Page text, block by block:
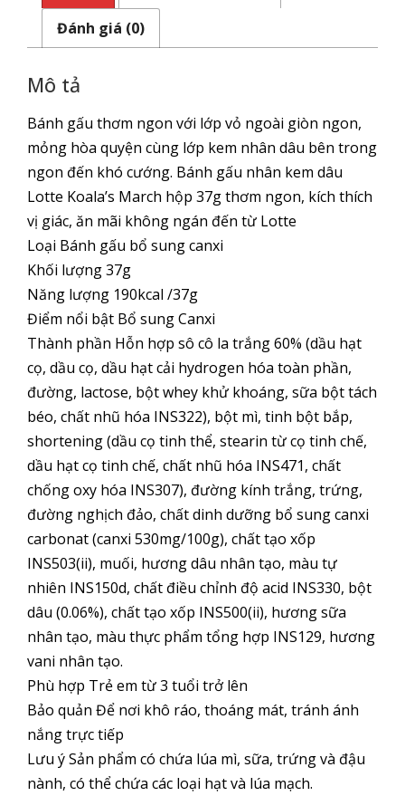
Đánh giá (0)
Mô tả
Bánh gấu thơm ngon với lớp vỏ ngoài giòn ngon,
mỏng hòa quyện cùng lớp kem nhân dâu bên trong
ngon đến khó cướng. Bánh gấu nhân kem dâu
Lotte Koala’s March hộp 37g thơm ngon, kích thích
vị giác, ăn mãi không ngán đến từ Lotte
Loại Bánh gấu bổ sung canxi
Khối lượng 37g
Năng lượng 190kcal /37g
Điểm nổi bật Bổ sung Canxi
Thành phần Hỗn hợp sô cô la trắng 60% (dầu hạt
cọ, dầu cọ, dầu hạt cải hydrogen hóa toàn phần,
đường, lactose, bột whey khử khoáng, sữa bột tách
béo, chất nhũ hóa INS322), bột mì, tinh bột bắp,
shortening (dầu cọ tinh thể, stearin từ cọ tinh chế,
dầu hạt cọ tinh chế, chất nhũ hóa INS471, chất
chống oxy hóa INS307), đường kính trắng, trứng,
đường nghịch đảo, chất dinh dưỡng bổ sung canxi
carbonat (canxi 530mg/100g), chất tạo xốp
INS503(ii), muối, hương dâu nhân tạo, màu tự
nhiên INS150d, chất điều chỉnh độ acid INS330, bột
dâu (0.06%), chất tạo xốp INS500(ii), hương sữa
nhân tạo, màu thực phẩm tổng hợp INS129, hương
vani nhân tạo.
Phù hợp Trẻ em từ 3 tuổi trở lên
Bảo quản Để nơi khô ráo, thoáng mát, tránh ánh
nắng trực tiếp
Lưu ý Sản phẩm có chứa lúa mì, sữa, trứng và đậu
nành, có thể chứa các loại hạt và lúa mạch.